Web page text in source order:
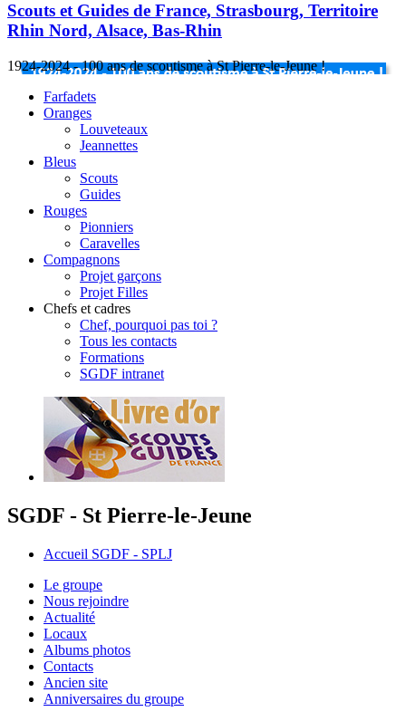
Scouts et Guides de France, Strasbourg, Territoire
Rhin Nord, Alsace, Bas-Rhin
1924-2024 - 100 ans de scoutisme à St Pierre-le-Jeune !
Farfadets
Oranges
Louveteaux
Jeannettes
Bleus
Scouts
Guides
Rouges
Pionniers
Caravelles
Compagnons
Projet garçons
Projet Filles
Chefs et cadres
Chef, pourquoi pas toi ?
Tous les contacts
Formations
SGDF intranet
SGDF - St Pierre-le-Jeune
Accueil SGDF - SPLJ
Le groupe
Nous rejoindre
Actualité
Locaux
Albums photos
Contacts
Ancien site
Anniversaires du groupe